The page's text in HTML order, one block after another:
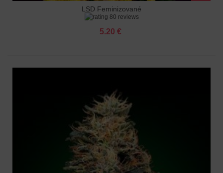
LSD Feminizované
80 reviews
5.20 €